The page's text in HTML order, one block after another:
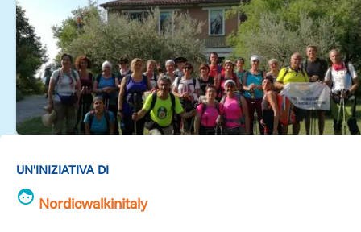
UN'INIZIATIVA DI
Nordicwalkinitaly